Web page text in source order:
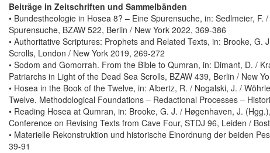
Beiträge in Zeitschriften und Sammelbänden
• Bundestheologie in Hosea 8? – Eine Spurensuche, in: Sedlmeier,
Spurensuche, BZAW 522, Berlin / New York 2022, 369-386
• Authoritative Scriptures: Prophets and Related Texts, in: Brooke,
Scrolls, London / New York 2019, 269-272
• Sodom and Gomorrah. From the Bible to Qumran, in: Dimant, D. /
Patriarchs in Light of the Dead Sea Scrolls, BZAW 439, Berlin / New
• Hosea in the Book of the Twelve, in: Albertz, R. / Nogalski, J. /
Twelve. Methodological Foundations – Redactional Processes –
• Reading Hosea at Qumran, in: Brooke, G. J. / Høgenhaven, J.
Conference on Revising Texts from Cave Four, STDJ 96, Leiden /
• Materielle Rekonstruktion und historische Einordnung der beiden
39-91